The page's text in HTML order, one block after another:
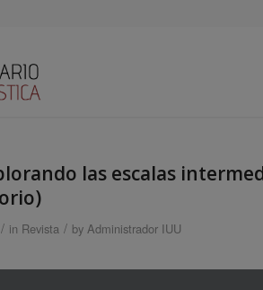
las escalas
/ in Revista / by Administrador IUU